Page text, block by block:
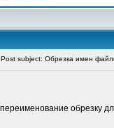
subject: Обрезка имен
обрезку